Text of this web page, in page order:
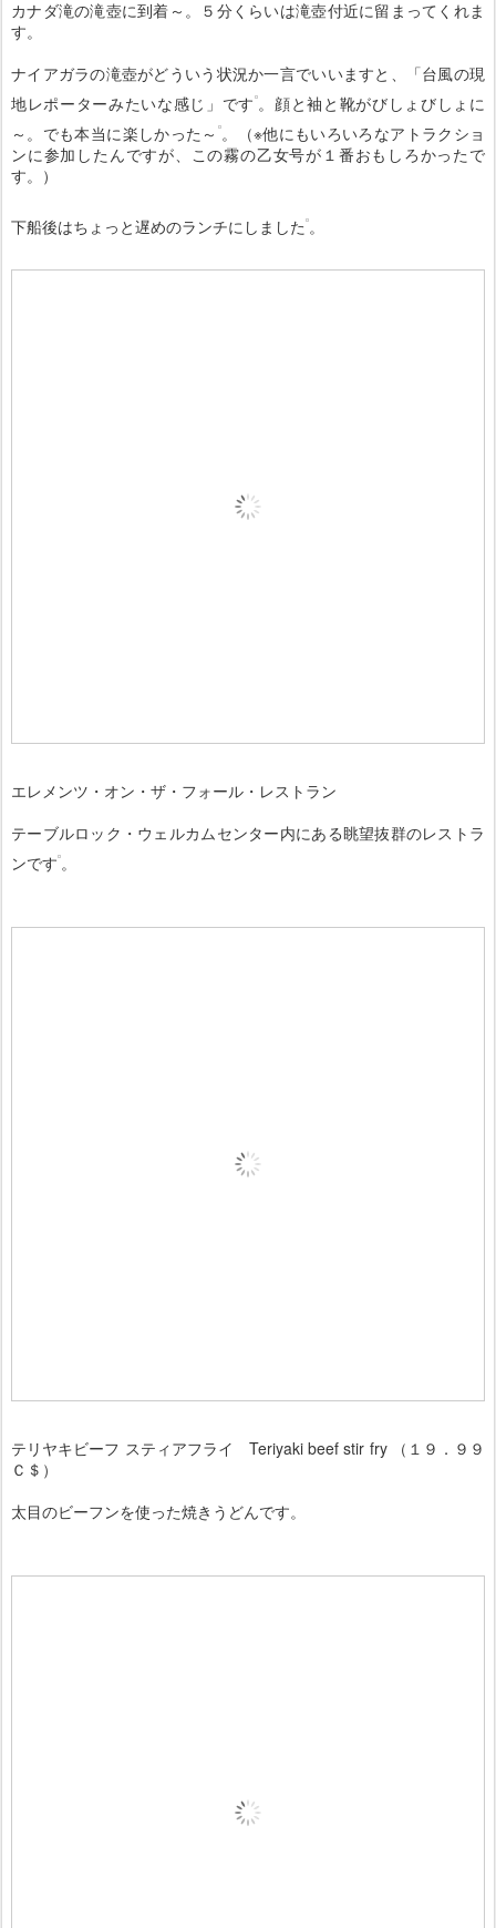
カナダ滝の滝壺に到着～。５分くらいは滝壺付近に留まってくれま
す。
ナイアガラの滝壺がどういう状況か一言でいいますと、「台風の現
地レポーターみたいな感じ」です 。顔と袖と靴がびしょびしょに
～。でも本当に楽しかった～ 。（※他にもいろいろなアトラクショ
ンに参加したんですが、この霧の乙女号が１番おもしろかったで
す。）
下船後はちょっと遅めのランチにしました 。
エレメンツ・オン・ザ・フォール・レストラン
テーブルロック・ウェルカムセンター内にある眺望抜群のレストラ
ンです 。
テリヤキビーフ スティアフライ Teriyaki beef stir fry （１９．９９
Ｃ＄）
太目のビーフンを使った焼きうどんです。